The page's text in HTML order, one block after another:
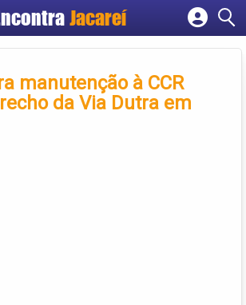
Jacareí
Cadastrar empresa
Criar conta
manutenção à CCR
da Via Dutra em